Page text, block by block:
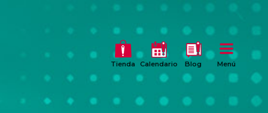
Tienda Calendario Blog Menú